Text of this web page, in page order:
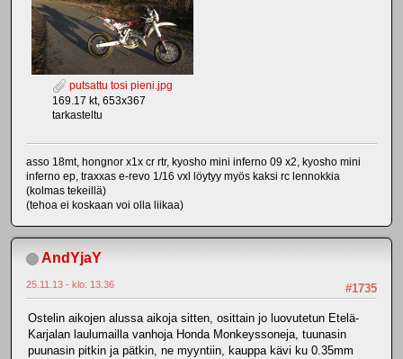
putsattu tosi pieni.jpg
169.17 kt, 653x367
tarkasteltu
asso 18mt, hongnor x1x cr rtr, kyosho mini inferno 09 x2, kyosho mini
inferno ep, traxxas e-revo 1/16 vxl löytyy myös kaksi rc lennokkia
(kolmas tekeillä)
(tehoa ei koskaan voi olla liikaa)
AndYjaY
#1735
25.11.13 - klo: 13.36
Ostelin aikojen alussa aikoja sitten, osittain jo luovutetun Etelä-
Karjalan laulumailla vanhoja Honda Monkeyssoneja, tuunasin
puunasin pitkin ja pätkin, ne myyntiin, kauppa kävi ku 0.35mm